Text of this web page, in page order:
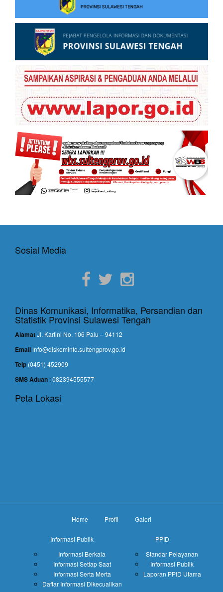
Sosial Media
Dinas Komunikasi, Informatika, Persandian dan
Statistik Provinsi Sulawesi Tengah
AlamatJl. Kartini No. 106 Palu – 94112
Emailinfo@diskominfo.sultengprov.go.id
Telp (0451) 452909
SMS Aduan :082394555577
Peta Lokasi
Home Profil Galeri
Informasi Publik
Informasi Berkala
Informasi Setiap Saat
Informasi Serta Merta
Daftar Informasi Dikecualikan
PPID
Standar Pelayanan
Informasi Publik
Laporan PPID Utama